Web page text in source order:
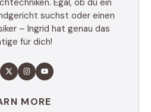
suchst oder einen
– Ingrid hat genau das
für dich!
MORE